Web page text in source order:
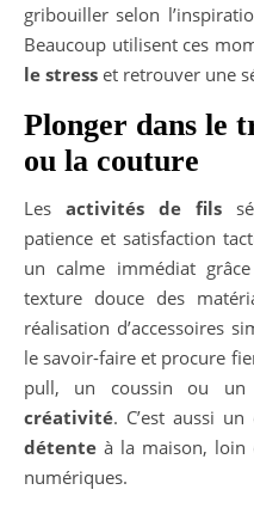
gribouiller selon
Beaucoup utilisent ces
le stress et retrouver une
Plonger dans le
ou la couture
Les activités de fils
patience et satisfaction
un calme immédiat
texture douce des
réalisation d’accessoires
le savoir-faire et procure
pull, un coussin ou un
créativité. C’est aussi
détente à la maison, loin
numériques.